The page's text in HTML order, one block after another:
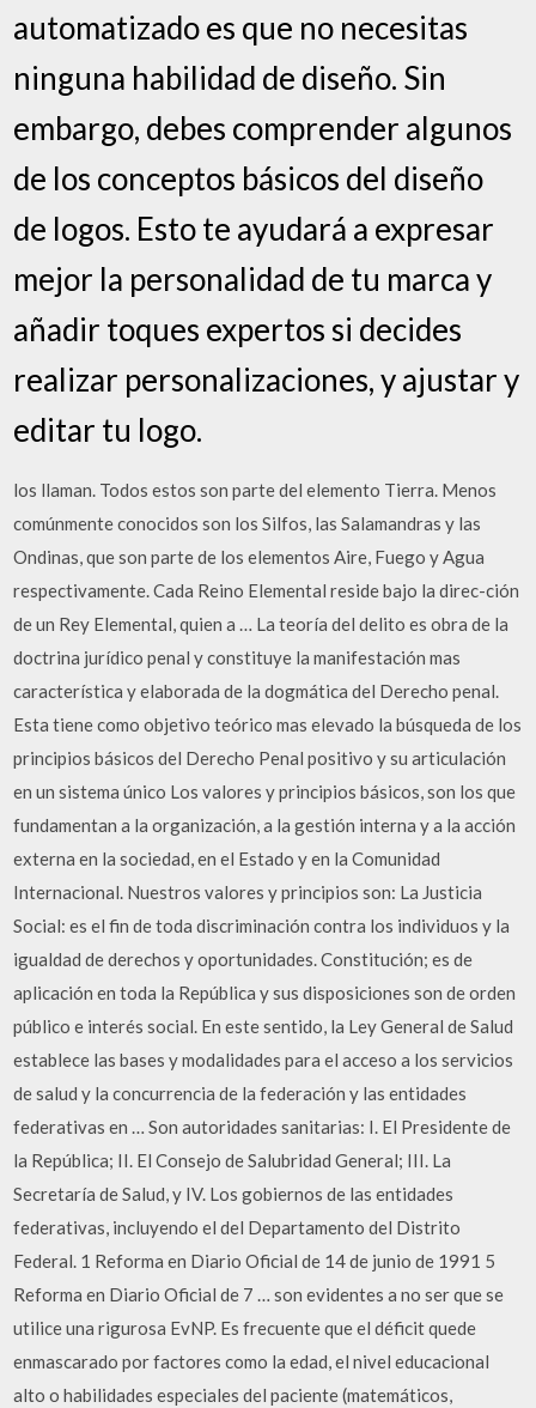
automatizado es que no necesitas
ninguna habilidad de diseño. Sin
embargo, debes comprender algunos
de los conceptos básicos del diseño
de logos. Esto te ayudará a expresar
mejor la personalidad de tu marca y
añadir toques expertos si decides
realizar personalizaciones, y ajustar y
editar tu logo.
los llaman. Todos estos son parte del elemento Tierra. Menos
comúnmente conocidos son los Silfos, las Salamandras y las
Ondinas, que son parte de los elementos Aire, Fuego y Agua
respectivamente. Cada Reino Elemental reside bajo la direc-ción
de un Rey Elemental, quien a … La teoría del delito es obra de la
doctrina jurídico penal y constituye la manifestación mas
característica y elaborada de la dogmática del Derecho penal.
Esta tiene como objetivo teórico mas elevado la búsqueda de los
principios básicos del Derecho Penal positivo y su articulación
en un sistema único Los valores y principios básicos, son los que
fundamentan a la organización, a la gestión interna y a la acción
externa en la sociedad, en el Estado y en la Comunidad
Internacional. Nuestros valores y principios son: La Justicia
Social: es el fin de toda discriminación contra los individuos y la
igualdad de derechos y oportunidades. Constitución; es de
aplicación en toda la República y sus disposiciones son de orden
público e interés social. En este sentido, la Ley General de Salud
establece las bases y modalidades para el acceso a los servicios
de salud y la concurrencia de la federación y las entidades
federativas en … Son autoridades sanitarias: I. El Presidente de
la República; II. El Consejo de Salubridad General; III. La
Secretaría de Salud, y IV. Los gobiernos de las entidades
federativas, incluyendo el del Departamento del Distrito
Federal. 1 Reforma en Diario Oficial de 14 de junio de 1991 5
Reforma en Diario Oficial de 7 … son evidentes a no ser que se
utilice una rigurosa EvNP. Es frecuente que el déficit quede
enmascarado por factores como la edad, el nivel educacional
alto o habilidades especiales del paciente (matemáticos,